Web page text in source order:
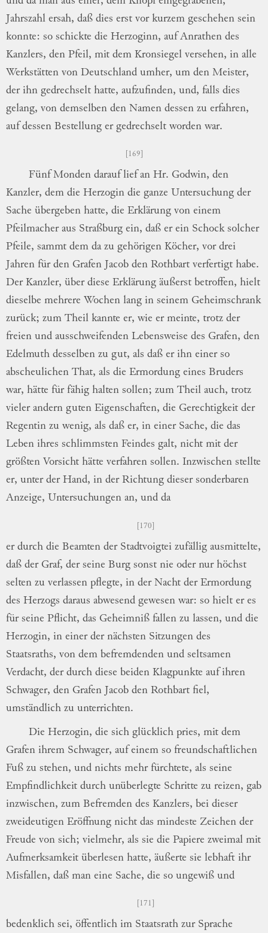
Jahrszahl ersah, daß dies erst vor kurzem geschehen sein
konnte: so schickte die Herzoginn, auf Anrathen des
Kanzlers, den Pfeil, mit dem Kronsiegel versehen, in alle
Werkstätten von Deutschland umher, um den Meister,
der ihn gedrechselt hatte, aufzufinden, und, falls dies
gelang, von demselben den Namen dessen zu erfahren,
auf dessen Bestellung er gedrechselt worden war.
169
Fünf Monden darauf lief an Hr. Godwin, den
Kanzler, dem die Herzogin die ganze Untersuchung der
Sache übergeben hatte, die Erklärung von einem
Pfeilmacher aus Straßburg ein, daß er ein Schock solcher
Pfeile, sammt dem da zu gehörigen Köcher, vor drei
Jahren für den Grafen Jacob den Rothbart verfertigt habe.
Der Kanzler, über diese Erklärung äußerst betroffen, hielt
dieselbe mehrere Wochen lang in seinem Geheimschrank
zurück; zum Theil kannte er, wie er meinte, trotz der
freien und ausschweifenden Lebensweise des Grafen, den
Edelmuth desselben zu gut, als daß er ihn einer so
abscheulichen That, als die Ermordung eines Bruders
war, hätte für fähig halten sollen; zum Theil auch, trotz
vielerandern guten Eigenschaften, die Gerechtigkeit der
Regentin zu wenig, als daß er, in einer Sache, die das
Leben ihres schlimmsten Feindes galt, nicht mit der
größten Vorsicht hätte verfahren sollen. Inzwischen stellte
er, unter der Hand, in der Richtung dieser sonderbaren
Anzeige, Untersuchungen an, und da
170
er durch die Beamten der Stadtvoigtei zufällig ausmittelte,
daß der Graf, der seine Burg sonst nie oder nur höchst
selten zu verlassen pflegte, in der Nacht der Ermordung
des Herzogs daraus abwesend gewesen war: so hielt er es
für seine Pflicht, das Geheimniß fallen zu lassen, und die
Herzogin, in einer der nächsten Sitzungen des
Staatsraths, von dem befremdenden und seltsamen
Verdacht, der durch diese beiden Klagpunkte auf ihren
Schwager, den Grafen Jacob den Rothbart fiel,
umständlich zu unterrichten.
Die Herzogin, die sich glücklich pries, mitdem
Grafen ihrem Schwager, auf einem so freundschaftlichen
Fuß zu stehen, und nichts mehr fürchtete, als seine
Empfindlichkeit durch unüberlegte Schritte zu reizen, gab
inzwischen, zum Befremden des Kanzlers, bei dieser
zweideutigen Eröffnung nicht das mindeste Zeichen der
Freude von sich; vielmehr, als sie die Papiere zweimal mit
Aufmerksamkeit überlesen hatte, äußerte sie lebhaft ihr
Misfallen, daß man eine Sache, die so ungewiß und
171
bedenklich sei, öffentlich im Staatsrath zur Sprache